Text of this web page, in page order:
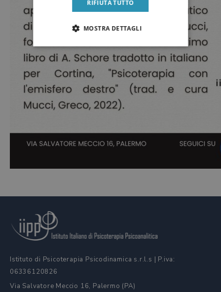
Istituto di Psicoterapia Psicodinamica s.r.l.s | P.iva:
06336120826
Via Salvatore Meccio 16, Palermo (PA)
RIFIUTA TUTTO
MOSTRA DETTAGLI